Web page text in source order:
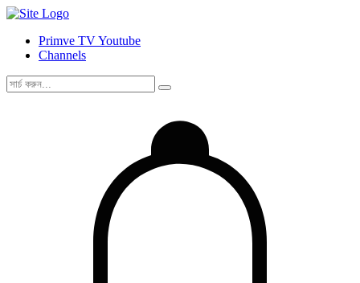
Primve TV Youtube
Channels